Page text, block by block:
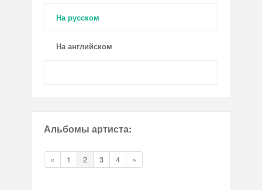
На русском
На английском
Альбомы артиста:
« 1 2 3 4 »